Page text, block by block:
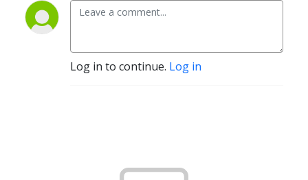
Log in to continue. Log in